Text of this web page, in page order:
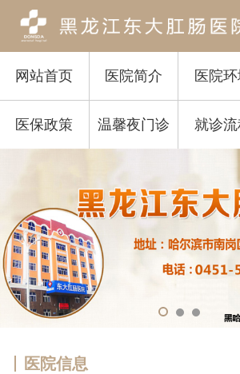
网站首页 医院简介 医院
医保政策 温馨夜门诊 就诊流
医院信息